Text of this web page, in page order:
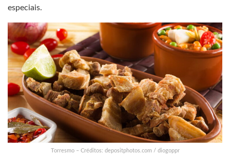
especiais.
Torresmo – Créditos: depositphotos.com / diogoppr